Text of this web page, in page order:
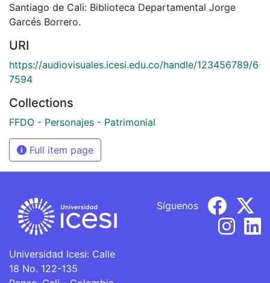
Santiago de Cali: Biblioteca Departamental Jorge
Garcés Borrero.
URI
https://audiovisuales.icesi.edu.co/handle/123456789/6
7594
Collections
FFDO - Personajes - Patrimonial
Full item page
Universidad Icesi: Calle
18 No. 122-135
Síguenos